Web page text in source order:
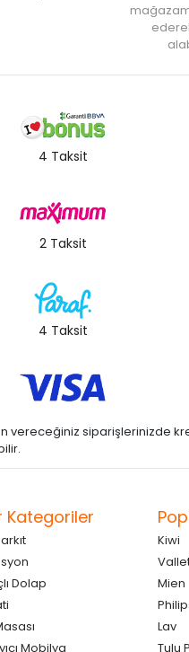
4 Taksit
2 Taksit
4 Taksit
vereceğiniz siparişlerinizde
Kategoriler
Dolap
Mobilya
Kiwi
Mien
Lav
Tulu